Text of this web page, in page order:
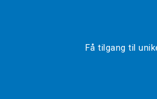
Få tilgang til